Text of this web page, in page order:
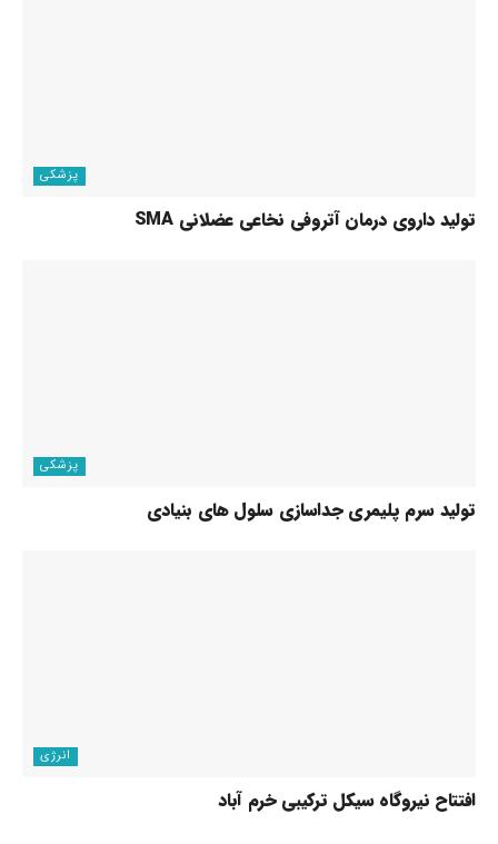
پزشکی
تولید داروی درمان آتروفی نخاعی عضلانی SMA
پزشکی
تولید سرم پلیمری جداسازی سلول های بنیادی
انرژی
افتتاح نیروگاه سیکل ترکیبی خرم آباد